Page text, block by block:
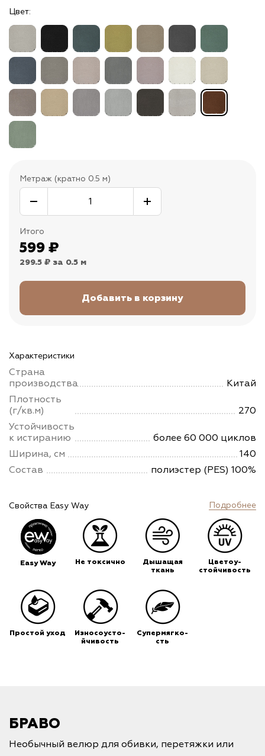
Цвет:
Метраж (кратно 0.5 м)
Итого
599 ₽
299.5 ₽ за 0.5 м
Характеристики
Страна
производства
Китай
Плотность
(г/кв.м)
270
Устойчивость
к истиранию
более 60 000 циклов
Ширина, см
140
Состав
полиэстер (PES) 100%
Свойства Easy Way Подробнее
Easy Way Не токсично
Дышащая
ткань
Цветоу-
стойчивость
Простой уход
Износоусто-
йчивость
Супермягко-
сть
БРАВО
Необычный велюр для обивки, перетяжки или